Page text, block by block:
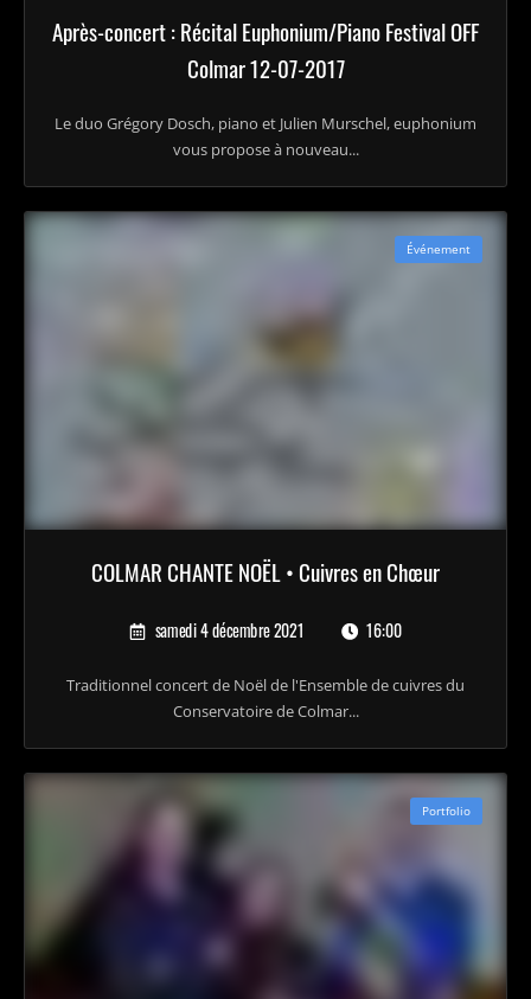
Après-concert : Récital Euphonium/Piano Festival OFF
Colmar 12-07-2017
Le duo Grégory Dosch, piano et Julien Murschel, euphonium
vous propose à nouveau...
Événement
COLMAR CHANTE NOËL • Cuivres en Chœur
samedi 4 décembre 2021 16:00
Traditionnel concert de Noël de l'Ensemble de cuivres du
Conservatoire de Colmar...
Portfolio